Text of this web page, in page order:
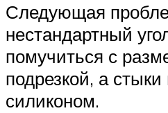
Следующая
нестандартный
помучиться с
подрезкой, а
силиконом.